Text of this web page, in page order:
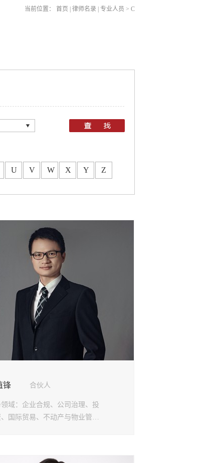
当前位置： 首页 律师名录 专业人员 > C
U V W X Y Z
锋 合伙人
域： 企业合规、公司治理、投
、国际贸易、不动产与物业管